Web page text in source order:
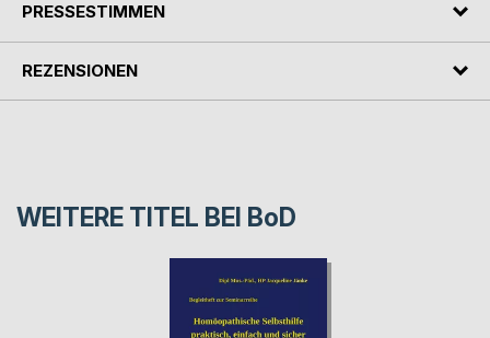
PRESSESTIMMEN
REZENSIONEN
WEITERE TITEL BEI BoD